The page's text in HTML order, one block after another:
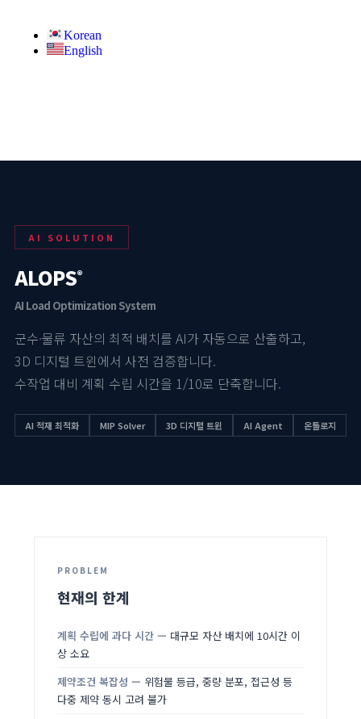
Korean
English
AI SOLUTION
ALOPS®
AI Load Optimization System
군수·물류 자산의 최적 배치를 AI가 자동으로 산출하고,
3D 디지털 트윈에서 사전 검증합니다.
수작업 대비 계획 수립 시간을 1/10로 단축합니다.
AI 적재 최적화 MIP Solver 3D 디지털 트윈 AI Agent 온톨로지
PROBLEM
현재의 한계
계획 수립에 과다 시간 — 대규모 자산 배치에 10시간 이
상 소요
제약조건 복잡성 — 위험물 등급, 중량 분포, 접근성 등
다중 제약 동시 고려 불가